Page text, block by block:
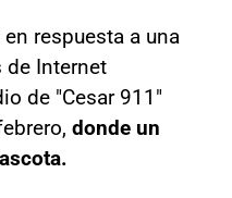
respuesta a una
de Internet
de "Cesar 911"
donde un